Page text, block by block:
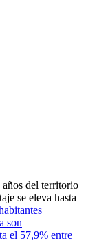
del territorio
se eleva hasta
son
el 57,9% entre